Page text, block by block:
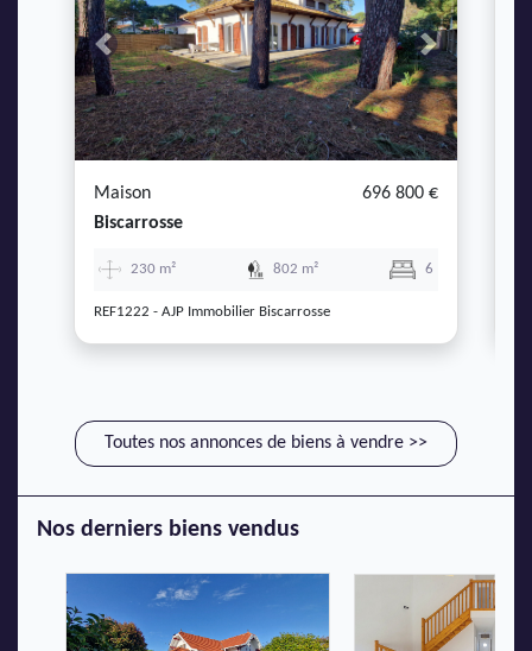
Previous Next
Maison
696 800 €
Biscarrosse
230 m² 802 m² 6
REF1222 - AJP Immobilier Biscarrosse
Toutes nos annonces de biens à vendre >>
Nos derniers biens vendus